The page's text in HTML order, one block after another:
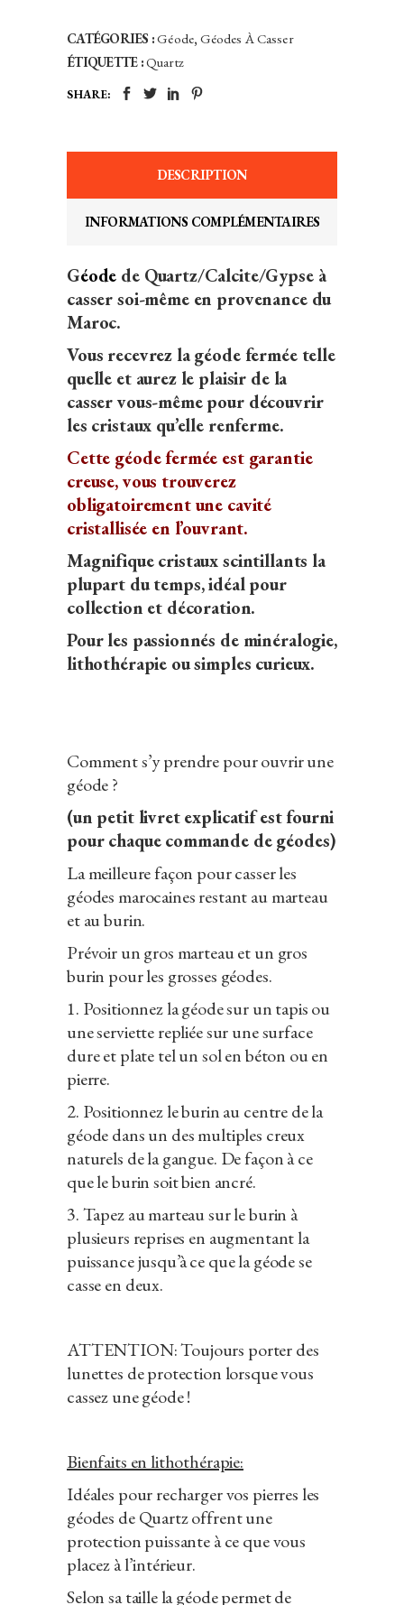
25,00€.21,25€.
CATÉGORIES :Géode, Géodes À Casser
ÉTIQUETTE :Quartz
SHARE:
DESCRIPTION
INFORMATIONS COMPLÉMENTAIRES
Géode de Quartz/Calcite/Gypse à
casser soi-même en provenance du
Maroc.
Vous recevrez la géode fermée telle
quelle et aurez le plaisir de la
casser vous-même pour découvrir
les cristaux qu’elle renferme.
Cette géode fermée est garantie
creuse, vous trouverez
obligatoirement une cavité
cristallisée en l’ouvrant.
Magnifique cristaux scintillants la
plupart du temps, idéal pour
collection et décoration.
Pour les passionnés de minéralogie,
lithothérapie ou simples curieux.
Comment s’y prendre pour ouvrir une
géode ?
(un petit livret explicatif est fourni
pour chaque commande de géodes)
La meilleure façon pour casser les
géodes marocaines restant au marteau
et au burin.
Prévoir un gros marteau et un gros
burin pour les grosses géodes.
1. Positionnez la géode sur un tapis ou
une serviette repliée sur une surface
dure et plate tel un sol en béton ou en
pierre.
2. Positionnez le burin au centre de la
géode dans un des multiples creux
naturels de la gangue. De façon à ce
que le burin soit bien ancré.
3. Tapez au marteau sur le burin à
plusieurs reprises en augmentant la
puissance jusqu’à ce que la géode se
casse en deux.
ATTENTION: Toujours porter des
lunettes de protection lorsque vous
cassez une géode !
Bienfaits en lithothérapie:
Idéales pour recharger vos pierres les
géodes de Quartz offrent une
protection puissante à ce que vous
placez à l’intérieur.
Selon sa taille la géode permet de